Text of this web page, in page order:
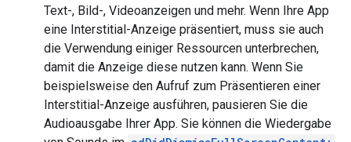
Text-, Bild-, Videoanzeigen und mehr. Wenn Ihre App
eine Interstitial-Anzeige präsentiert, muss sie auch
die Verwendung einiger Ressourcen unterbrechen,
damit die Anzeige diese nutzen kann. Wenn Sie
beispielsweise den Aufruf zum Präsentieren einer
Interstitial-Anzeige ausführen, pausieren Sie die
Audioausgabe Ihrer App. Sie können die Wiedergabe